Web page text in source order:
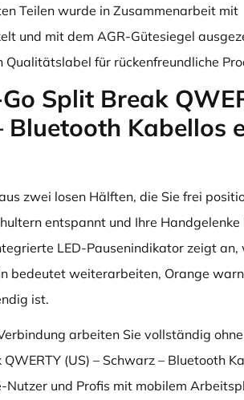
Teilen wurde in Zusammenarbeit mit
und mit dem AGR-Gütesiegel
für rückenfreundliche
Split Break
Bluetooth Kabellos
zwei losen Hälften, die Sie frei
entspannt und Ihre Handgelenke
LED-Pausenindikator zeigt an,
bedeutet weiterarbeiten, Orange
ist.
arbeiten Sie vollständig
(US) – Schwarz – Bluetooth
Nutzer und Profis mit mobilem